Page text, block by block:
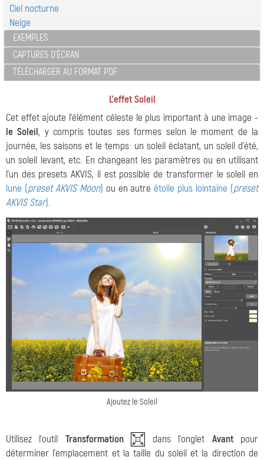
Ciel nocturne
Neige
EXEMPLES
CAPTURES D'ÉCRAN
TÉLÉCHARGER AU FORMAT PDF
L'effet Soleil
Cet effet ajoute l'élément céleste le plus important à une image -
le Soleil, y compris toutes ses formes selon le moment de la
journée, les saisons et le temps: un soleil éclatant, un soleil d'été,
un soleil levant, etc. En changeant les paramètres ou en utilisant
l'un des presets AKVIS, il est possible de transformer le soleil en
lune (preset AKVIS Moon) ou en autre étoile plus lointaine (preset
AKVIS Star).
Ajoutez le Soleil
Utilisez l'outil Transformation dans l'onglet Avantpour
déterminer l'emplacement et la taille du soleil et la direction de